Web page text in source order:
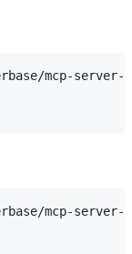
mcp-server-
mcp-server-